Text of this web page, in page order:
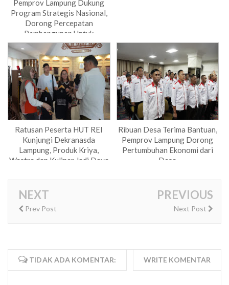
Pemprov Lampung Dukung
Program Strategis Nasional,
Dorong Percepatan
Pembangunan Untuk
Kesejahteraan Masyarakat
Ratusan Peserta HUT REI
Kunjungi Dekranasda
Lampung, Produk Kriya,
Wastra dan Kuliner Jadi Daya
Ribuan Desa Terima Bantuan,
Pemprov Lampung Dorong
Pertumbuhan Ekonomi dari
Desa
NEXT
Prev Post
PREVIOUS
Next Post
TIDAK ADA KOMENTAR: WRITE KOMENTAR